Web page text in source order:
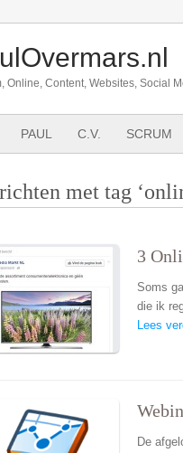
Online, Content, Websites, Social
PAUL C.V. SCRUM
met tag
3
Soms
die ik
Lees
De